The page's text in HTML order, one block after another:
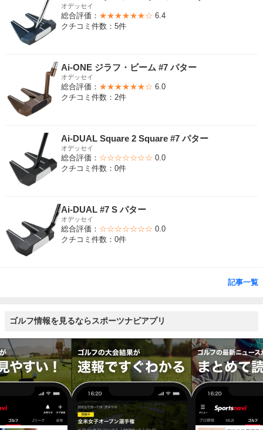
オデッセイ
総合評価： ★★★★★★☆ 6.4
クチコミ件数：5件
Ai-ONE ジラフ・ビーム #7 パター
オデッセイ
総合評価： ★★★★★★☆ 6.0
クチコミ件数：2件
Ai-DUAL Square 2 Square #7 パター
オデッセイ
総合評価： ☆☆☆☆☆☆☆ 0.0
クチコミ件数：0件
Ai-DUAL #7 S パター
オデッセイ
総合評価： ☆☆☆☆☆☆☆ 0.0
クチコミ件数：0件
記事一覧
ゴルフ情報を見るならスポーツナビアプリ